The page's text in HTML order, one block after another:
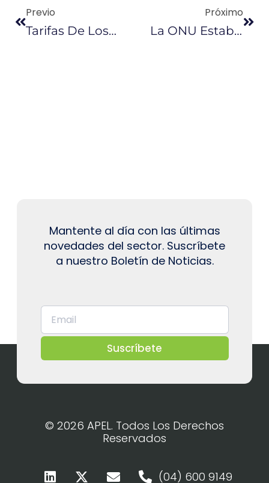
Previo
Tarifas De Los Campos Menores De Petroamazonas EP En $ 10 Y $ 17
Próximo
La ONU Establece Un Plan De Financiamiento Verde
Mantente al día con las últimas
novedades del sector. Suscríbete
a nuestro Boletín de Noticias.
Suscríbete
© 2026 APEL. Todos Los Derechos
Reservados
(04) 600 9149